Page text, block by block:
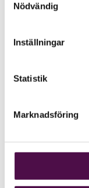
Nödvändig
Inställningar
Statistik
Marknadsföring